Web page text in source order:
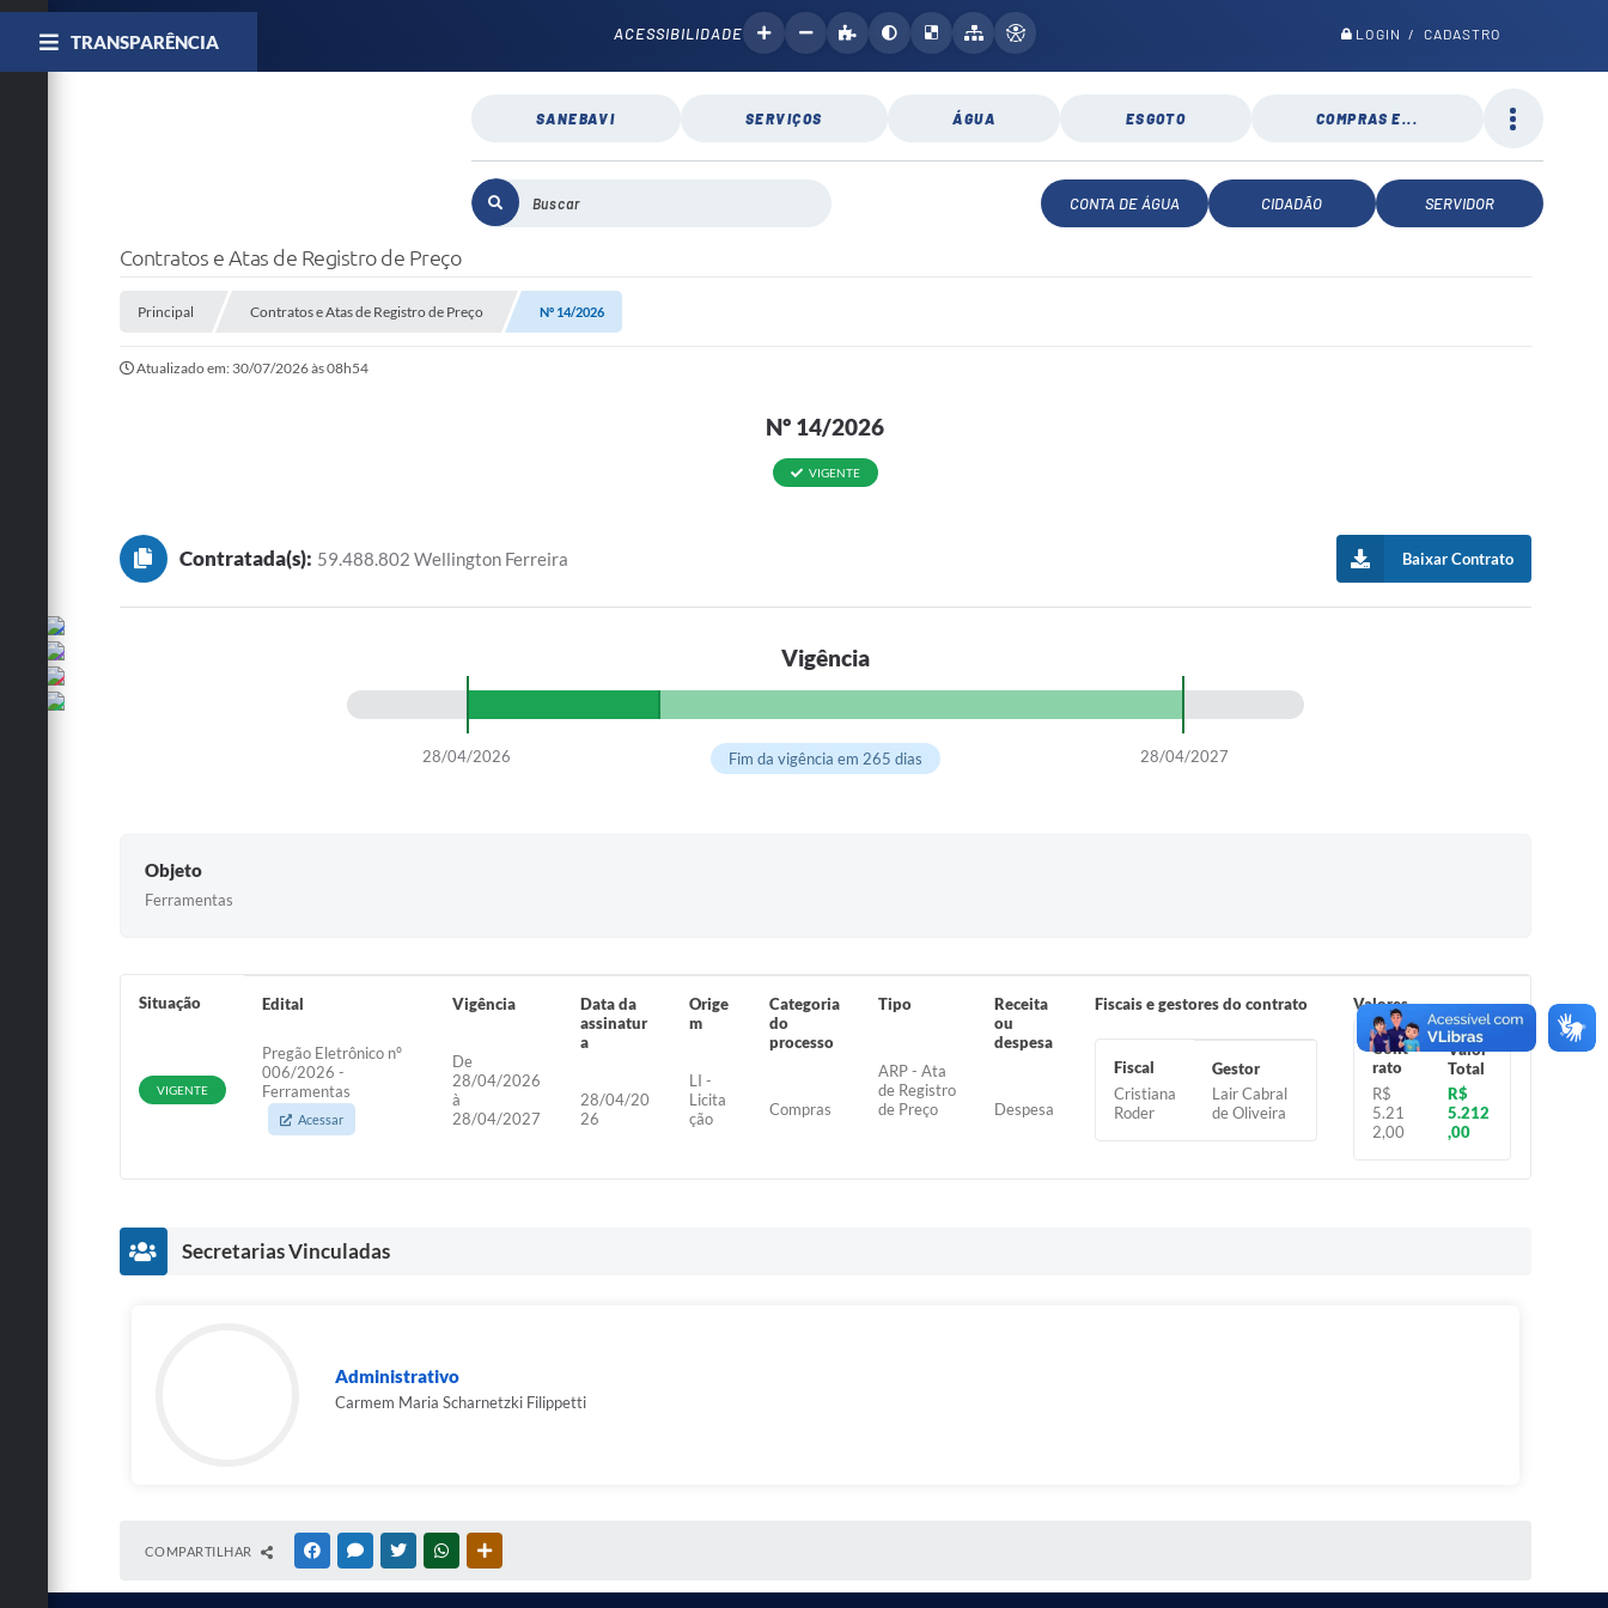
LOGIN / CADASTRO
SANEBAVI SERVIÇOS ÁGUA ESGOTO COMPRAS E...
CONTA DE ÁGUA CIDADÃO SERVIDOR
ACESSIBILIDADE
TRANSPARÊNCIA
Contratos e Atas de Registro de Preço
Principal Contratos e Atas de Registro de Preço Nº 14/2026
Atualizado em: 30/07/2026 às 08h54
Nº 14/2026
VIGENTE
Contratada(s): 59.488.802 Wellington Ferreira Baixar Contrato
Vigência
28/04/2026 28/04/2027
Fim da vigência em 265 dias
Objeto
Ferramentas
Situação
VIGENTE
Edital
Pregão Eletrônico nº
006/2026 -
Ferramentas
Acessar
Vigência
De
28/04/2026
à
28/04/2027
Data da
assinatur
a
28/04/20
26
Orige
m
LI -
Licita
ção
Categoria
do
processo
Compras
Tipo
ARP - Ata
de Registro
de Preço
Receita
ou
despesa
Despesa
Fiscais e gestores do contrato
Fiscal
Cristiana
Roder
Gestor
Lair Cabral
de Oliveira
Valores
Cont
rato
R$
5.21
2,00
Valor
Total
R$
5.212
,00
Secretarias Vinculadas
Administrativo
Carmem Maria Scharnetzki Filippetti
COMPARTILHAR FACEBOOKMESSENGER
TWITTERWHATSAPP